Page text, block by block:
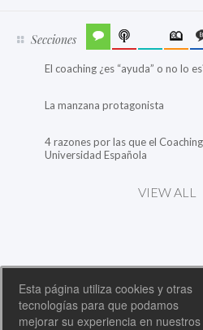
Secciones
El coaching ¿es “ayuda” o no lo
La manzana protagonista
4 razones por las que el
Universidad Española
VIEW ALL
COPYRIGHT © 2026 INTERNATIONAL NON
RESERVED.
Esta página utiliza cookies y otras
tecnologías para que podamos
mejorar su experiencia en nuestros